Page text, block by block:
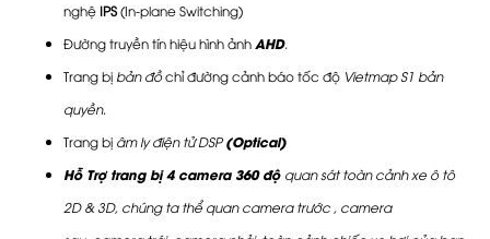
nghệIPS(In-plane Switching)
Đường truyền tín hiệu hình ảnhAHD.
Trang bị bản đồchỉ đường cảnh báo tốc độ Vietmap S1 bản
quyền.
Trang bị âm ly điện tử DSP(Optical)
Hỗ Trợ trang bị 4 camera 360 độ quan sát toàn cảnh xe ô tô
2D & 3D, chúng ta thể quan camera trước , camera